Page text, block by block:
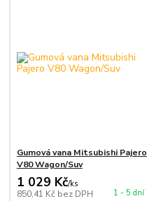
Gumová vana Mitsubishi Pajero
V80 Wagon/Suv
1 029 Kč/ks
850,41 Kč bez DPH 1 - 5 dní